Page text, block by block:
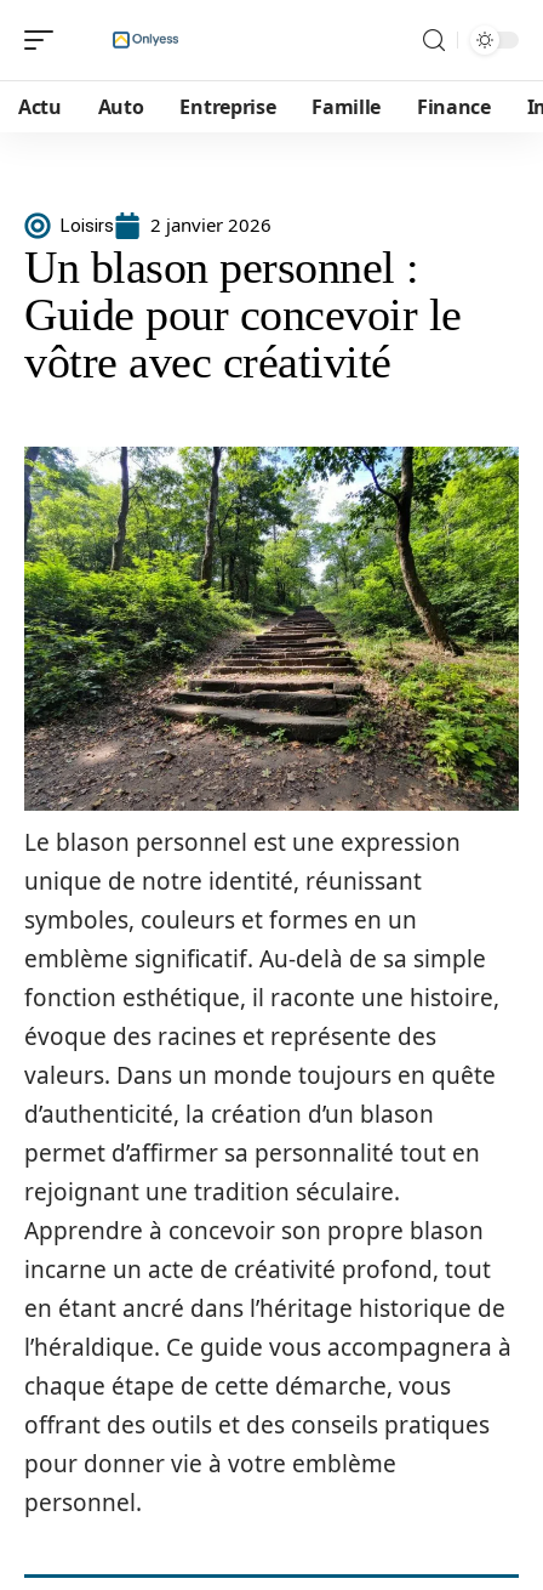
Actu Auto Entreprise Famille Finance
Loisirs 2 janvier 2026
Un blason personnel :
Guide pour concevoir le
vôtre avec créativité
Le blason personnel est une expression
unique de notre identité, réunissant
symboles, couleurs et formes en un
emblème significatif. Au-delà de sa simple
fonction esthétique, il raconte une histoire,
évoque des racines et représente des
valeurs. Dans un monde toujours en quête
d’authenticité, la création d’un blason
permet d’affirmer sa personnalité tout en
rejoignant une tradition séculaire.
Apprendre à concevoir son propre blason
incarne un acte de créativité profond, tout
en étant ancré dans l’héritage historique de
l’héraldique. Ce guide vous accompagnera à
chaque étape de cette démarche, vous
offrant des outils et des conseils pratiques
pour donner vie à votre emblème
personnel.